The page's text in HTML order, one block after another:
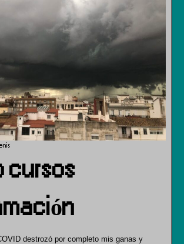
cursos
destrozó por completo mis ganas y